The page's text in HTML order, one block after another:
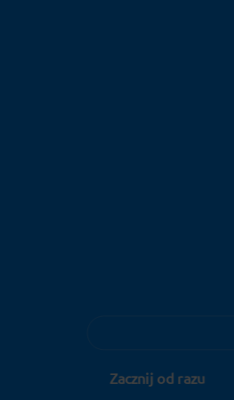
Zacznij od razu